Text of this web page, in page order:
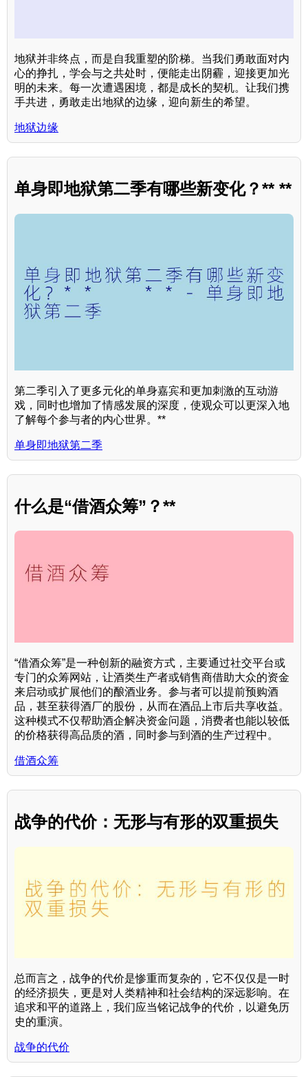
地狱并非终点，而是自我重塑的阶梯。当我们勇敢面对内
心的挣扎，学会与之共处时，便能走出阴霾，迎接更加光
明的未来。每一次遭遇困境，都是成长的契机。让我们携
手共进，勇敢走出地狱的边缘，迎向新生的希望。
地狱边缘
单身即地狱第二季有哪些新变化？** **
第二季引入了更多元化的单身嘉宾和更加刺激的互动游
戏，同时也增加了情感发展的深度，使观众可以更深入地
了解每个参与者的内心世界。**
单身即地狱第二季
什么是“借酒众筹”？**
“借酒众筹”是一种创新的融资方式，主要通过社交平台或
专门的众筹网站，让酒类生产者或销售商借助大众的资金
来启动或扩展他们的酿酒业务。参与者可以提前预购酒
品，甚至获得酒厂的股份，从而在酒品上市后共享收益。
这种模式不仅帮助酒企解决资金问题，消费者也能以较低
的价格获得高品质的酒，同时参与到酒的生产过程中。
借酒众筹
战争的代价：无形与有形的双重损失
总而言之，战争的代价是惨重而复杂的，它不仅仅是一时
的经济损失，更是对人类精神和社会结构的深远影响。在
追求和平的道路上，我们应当铭记战争的代价，以避免历
史的重演。
战争的代价